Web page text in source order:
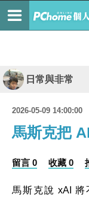
日常與非常
2026-05-09 14:00:00
馬斯克把
留言 0 收藏 0
馬斯克說 xAI